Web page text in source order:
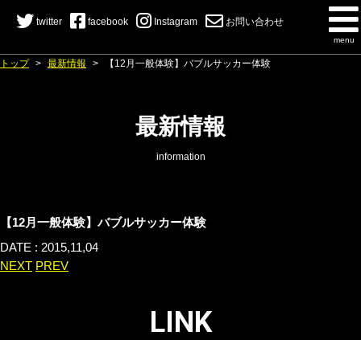
twitter facebook Instagram お問い合わせ
menu
トップ > 最新情報 > 【12月一般体験】バブルサッカー体験
最新情報
information
【12月一般体験】バブルサッカー体験
DATE : 2015,11,04
NEXT PREV
LINK